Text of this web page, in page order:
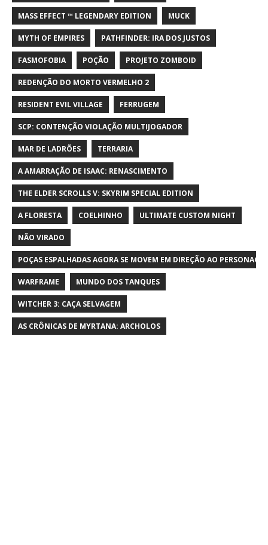
MASS EFFECT ™ LEGENDARY EDITION MUCK
MYTH OF EMPIRES PATHFINDER: IRA DOS JUSTOS
FASMOFOBIA POÇÃO PROJETO ZOMBOID
REDENÇÃO DO MORTO VERMELHO 2
RESIDENT EVIL VILLAGE FERRUGEM
SCP: CONTENÇÃO VIOLAÇÃO MULTIJOGADOR
MAR DE LADRÕES TERRARIA
A AMARRAÇÃO DE ISAAC: RENASCIMENTO
THE ELDER SCROLLS V: SKYRIM SPECIAL EDITION
A FLORESTA COELHINHO ULTIMATE CUSTOM NIGHT
NÃO VIRADO
POÇAS ESPALHADAS AGORA SE MOVEM EM DIREÇÃO AO
WARFRAME MUNDO DOS TANQUES
WITCHER 3: CAÇA SELVAGEM
AS CRÔNICAS DE MYRTANA: ARCHOLOS